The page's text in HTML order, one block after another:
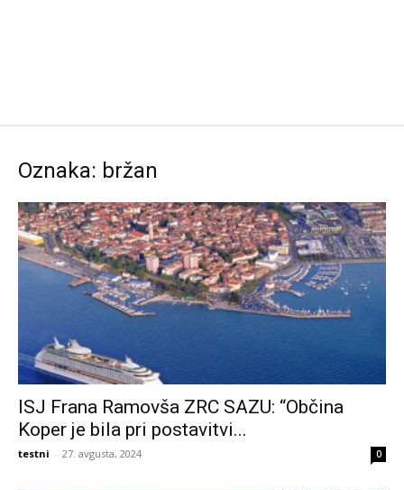
Oznaka: bržan
ISJ Frana Ramovša ZRC SAZU: “Občina
Koper je bila pri postavitvi...
testni - 27. avgusta, 2024 0